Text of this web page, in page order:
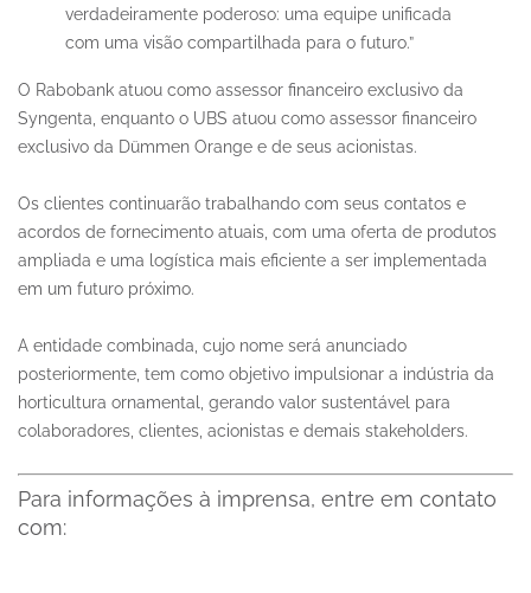
verdadeiramente poderoso: uma equipe unificada
com uma visão compartilhada para o futuro.”
O Rabobank atuou como assessor financeiro exclusivo da
Syngenta, enquanto o UBS atuou como assessor financeiro
exclusivo da Dümmen Orange e de seus acionistas.
Os clientes continuarão trabalhando com seus contatos e
acordos de fornecimento atuais, com uma oferta de produtos
ampliada e uma logística mais eficiente a ser implementada
em um futuro próximo.
A entidade combinada, cujo nome será anunciado
posteriormente, tem como objetivo impulsionar a indústria da
horticultura ornamental, gerando valor sustentável para
colaboradores, clientes, acionistas e demais stakeholders.
Para informações à imprensa, entre em contato
com: